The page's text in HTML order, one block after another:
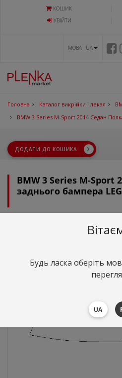
КОШИК
УВIЙТИ
МОВА UA
Головна Каталог викрійки і лекал
BMW 3 Series M-Sport 2014 Седан
ДОДАТИ ДО КОШИКА
BMW 3 Series M-Sport
заднього бампера
грн.
Будь ласка оберіть
UA